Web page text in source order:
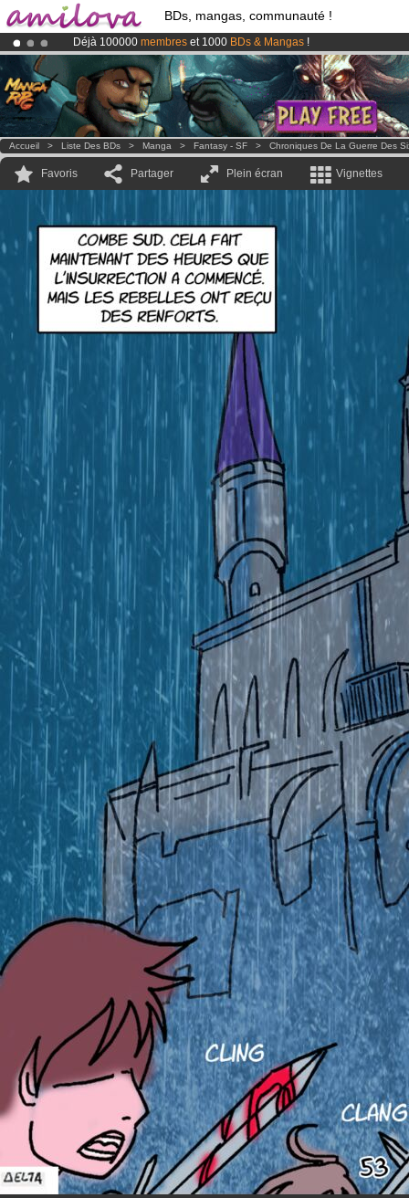
BDs, mangas, communauté !
Déjà 100000 membres et 1000 BDs & Mangas !
Abonnement premium: à partir de3.95 eurospar mois !Clique ici
LeKickstarter Amilova est désormais lancé
Accueil > Liste Des BDs > Manga > Fantasy - SF > Chroniques De La Guerre Des
Favoris Partager Plein écran Vignettes